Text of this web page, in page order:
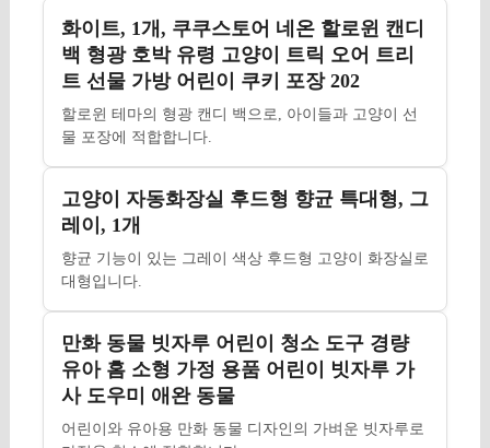
화이트, 1개, 쿠쿠스토어 네온 할로윈 캔디
백 형광 호박 유령 고양이 트릭 오어 트리
트 선물 가방 어린이 쿠키 포장 202
할로윈 테마의 형광 캔디 백으로, 아이들과 고양이 선
물 포장에 적합합니다.
고양이 자동화장실 후드형 향균 특대형, 그
레이, 1개
향균 기능이 있는 그레이 색상 후드형 고양이 화장실로
대형입니다.
만화 동물 빗자루 어린이 청소 도구 경량
유아 홈 소형 가정 용품 어린이 빗자루 가
사 도우미 애완 동물
어린이와 유아용 만화 동물 디자인의 가벼운 빗자루로